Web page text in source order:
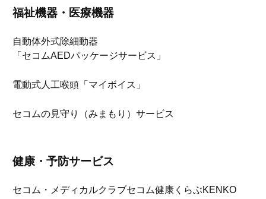
福祉機器・医療機器
自動体外式除細動器
「セコムAEDパッケージサービス」
電動式人工喉頭「マイボイス」
セコムの見守り（みまもり）サービス
健康・予防サービス
セコム・メディカルクラブセコム健康くらぶKENKO